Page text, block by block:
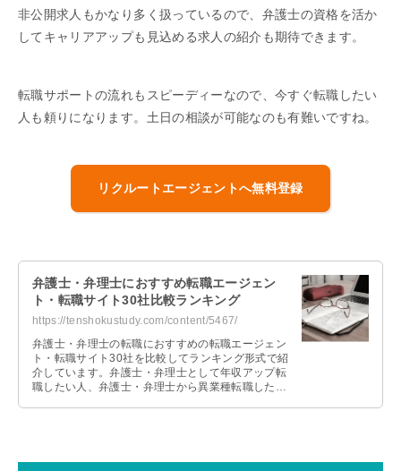
非公開求人もかなり多く扱っているので、弁護士の資格を活か
してキャリアアップも見込める求人の紹介も期待できます。
転職サポートの流れもスピーディーなので、今すぐ転職したい
人も頼りになります。土日の相談が可能なのも有難いですね。
リクルートエージェントへ無料登録
弁護士・弁理士におすすめ転職エージェン
ト・転職サイト30社比較ランキング
https://tenshokustudy.com/content/5467/
弁護士・弁理士の転職におすすめの転職エージェン
ト・転職サイト30社を比較してランキング形式で紹
介しています。弁護士・弁理士として年収アップ転
職したい人、弁護士・弁理士から異業種転職したい